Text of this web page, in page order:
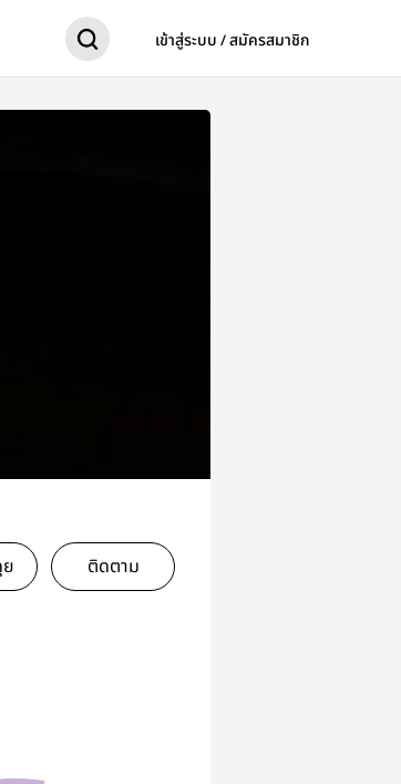
เข้าสู่ระบบ / สมัครสมาชิก
ติดตาม